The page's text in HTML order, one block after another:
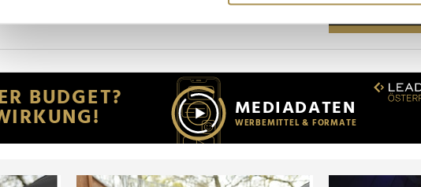
Wir verwenden Cookies, um Inhalte und Anzeigen zu personalisieren,
Website an unsere Partner für soziale Medien, Werbung und Analysen
möglicherweise mit weiteren Daten zusammen, die Sie ihnen bereitgestellt
der Dienste gesammelt haben.